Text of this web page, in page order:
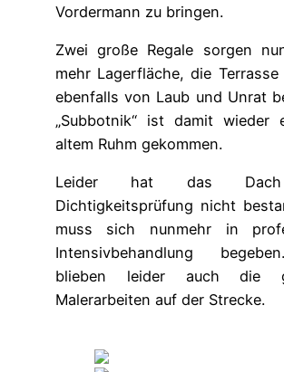
Vordermann zu bringen.
Zwei große Regale sorgen
mehr Lagerfläche, die
ebenfalls von Laub und Unrat
„Subbotnik“ ist damit wieder
altem Ruhm gekommen.
Leider hat das
Dichtigkeitsprüfung nicht
muss sich nunmehr in
Intensivbehandlung
blieben leider auch die
Malerarbeiten auf der Strecke.